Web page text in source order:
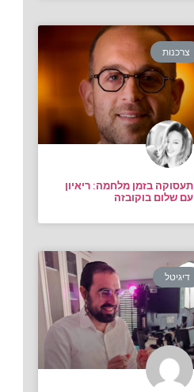
צרכנות
תעסוקה בזמן מלחמה: ריאיון
עם שלום בוקובזה
דיגיטל